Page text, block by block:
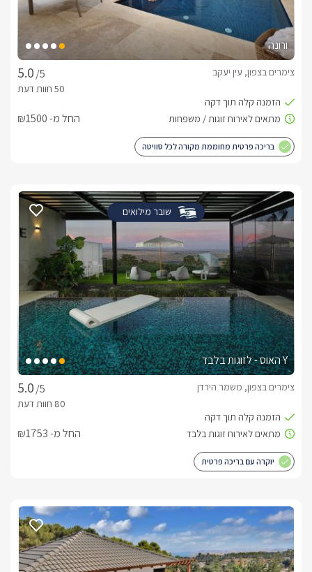
ורונה
/5
צימרים בצפון, עין יעקב
החל מ- ₪1500
בריכה פרטית מחוממת מקורה לכל סוויטה
שובר מילואים
Y האוס - לזוגות בלבד
/5
צימרים בצפון, משמר הירדן
החל מ- ₪1753
יוקרה עם בריכה פרטית